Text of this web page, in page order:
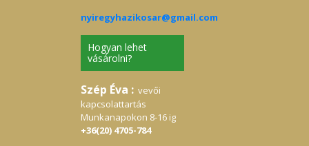
nyiregyhazikosar@gmail.com
Hogyan lehet
vásárolni?
Szép Éva : vevői
kapcsolattartás
Munkanapokon 8-16 ig
+36(20) 4705-784